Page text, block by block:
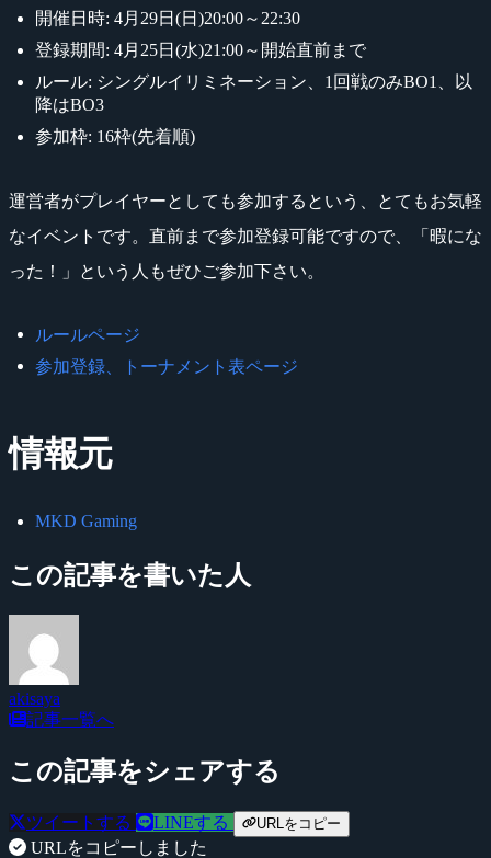
開催日時: 4月29日(日)20:00～22:30
登録期間: 4月25日(水)21:00～開始直前まで
ルール: シングルイリミネーション、1回戦のみBO1、以
降はBO3
参加枠: 16枠(先着順)
運営者がプレイヤーとしても参加するという、とてもお気軽
なイベントです。直前まで参加登録可能ですので、「暇にな
った！」という人もぜひご参加下さい。
ルールページ
参加登録、トーナメント表ページ
情報元
MKD Gaming
この記事を書いた人
akisaya
記事一覧へ
この記事をシェアする
ツイートする LINEする URLをコピー
URLをコピーしました